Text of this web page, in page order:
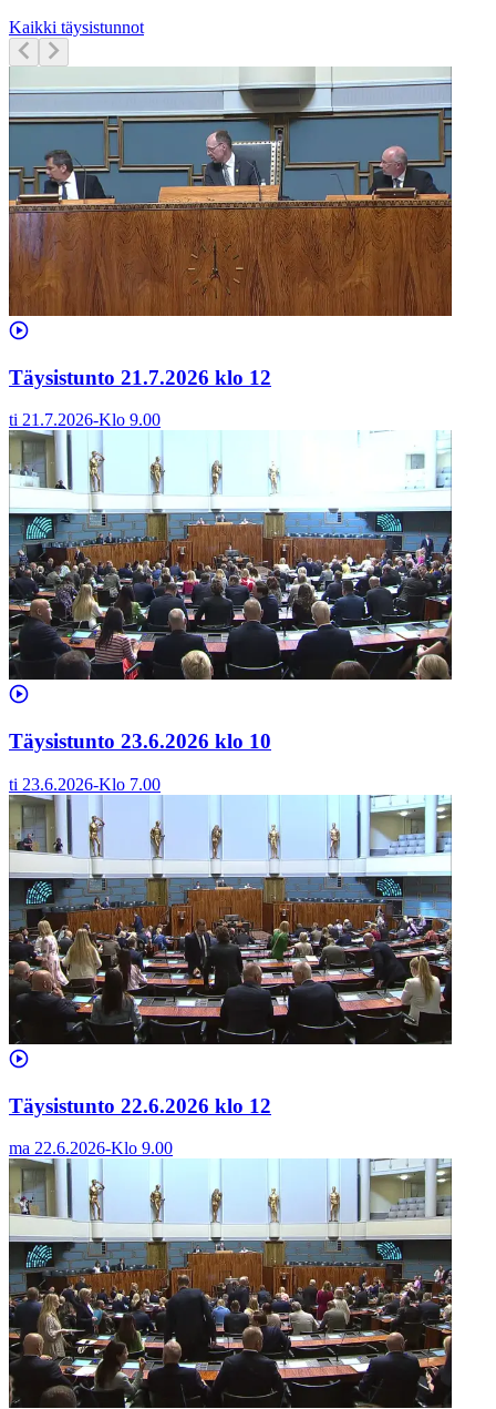
Kaikki täysistunnot
Täysistunto 21.7.2026 klo 12
ti 21.7.2026-Klo 9.00
Täysistunto 23.6.2026 klo 10
ti 23.6.2026-Klo 7.00
Täysistunto 22.6.2026 klo 12
ma 22.6.2026-Klo 9.00